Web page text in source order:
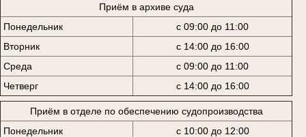
Приём в архиве суда
Понедельник
с 09:00 до 11:00
Вторник
с 14:00 до 16:00
Среда
с 09:00 до 11:00
Четверг
с 14:00 до 16:00
Приём в отделе по обеспечению судопроизводства
Понедельник
с 10:00 до 12:00